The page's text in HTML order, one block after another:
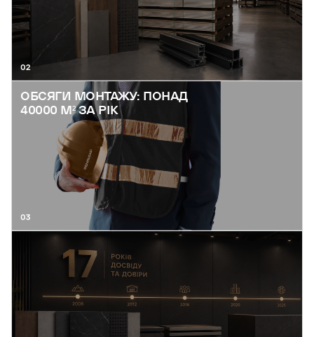
02
ОБСЯГИ МОНТАЖУ: ПОНАД
40000 М² ЗА РІК
03